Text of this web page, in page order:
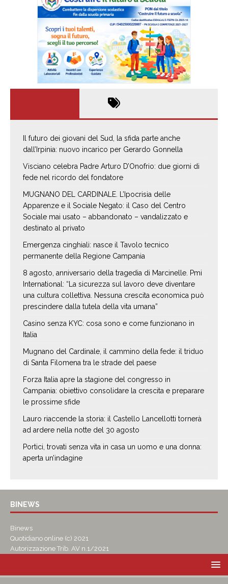
Il futuro dei giovani del Sud, la sfida parte anche
dall’Irpinia: nuovo incarico per Gerardo Gonnella
Visciano celebra Padre Arturo D’Onofrio: due giorni di
fede nel ricordo del fondatore
MUGNANO DEL CARDINALE. L’Ipocrisia delle
Apparenze e il Sociale Negato: il Caso del Centro
Sociale mai usato – abbandonato – vandalizzato e
destinato al privato
Emergenza cinghiali: nasce il Tavolo tecnico
permanente della Regione Campania
8 agosto, anniversario della tragedia di Marcinelle. Pmi
International: “La sicurezza sul lavoro deve diventare
una cultura collettiva. Nessuna crescita economica può
prescindere dalla tutela della vita umana”
Casino senza KYC: cosa sono e come funzionano in
Italia
Mugnano del Cardinale, il cammino della fede: il triduo
di Santa Filomena tra le strade del paese
Forza Italia apre la stagione del congresso in
Campania: obiettivo consolidare la crescita e preparare
le prossime sfide
Lauro riaccende la storia: il Castello Lancellotti tornerà
ad ardere nella notte del 30 agosto
Portici, trovati senza vita in casa un uomo e una donna:
aperta un’indagine
BINEWS
Binews
Quotidiano online (c) 2021
Autorizzazione Trib. AV n.1/2021